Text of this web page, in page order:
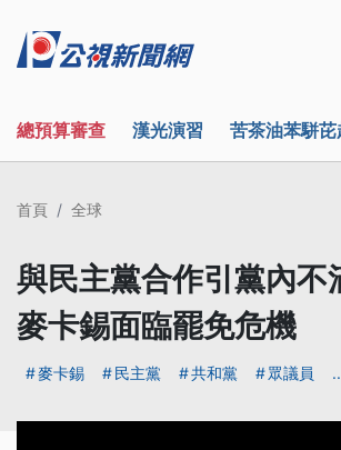
總預算審查 漢光演習 苦茶油苯駢芘
首頁 全球
與民主黨合作引黨內不
麥卡錫面臨罷免危機
麥卡錫 民主黨 共和黨 眾議員